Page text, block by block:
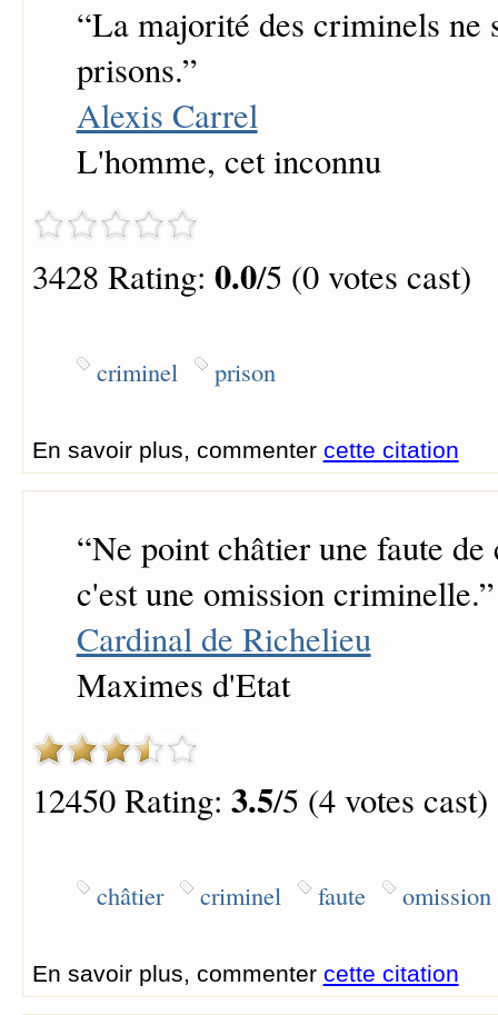
“La majorité des criminels ne
prisons.”
Alexis Carrel
L'homme, cet inconnu
3428 Rating: 0.0/5 (0 votes cast)
criminel prison
En savoir plus, commenter cette citation
“Ne point châtier une faute de
c'est une omission criminelle.”
Cardinal de Richelieu
Maximes d'Etat
12450 Rating: 3.5/5 (4 votes cast)
châtier criminel faute omission
En savoir plus, commenter cette citation